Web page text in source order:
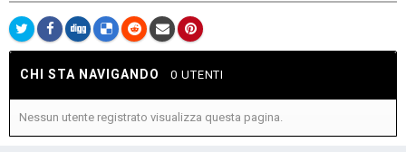
CHI STA NAVIGANDO 0 UTENTI
Nessun utente registrato visualizza questa pagina.